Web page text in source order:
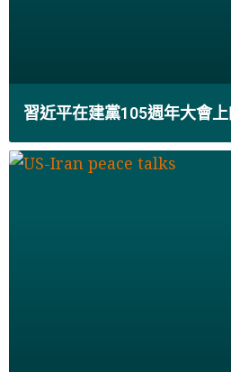
習近平在建黨105週年大會